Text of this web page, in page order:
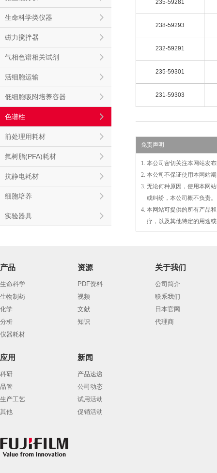
生命科学类仪器
磁力搅拌器
气相色谱相关试剂
活细胞运输
低细胞吸附培养容器
色谱柱
前处理用耗材
氟树脂(PFA)耗材
抗静电耗材
细胞培养
实验器具
235-59281
238-59293
232-59291
235-59301
231-59303
免责声明
1. 本公司密切关注本网站发
2. 本公司不保证使用本网站
3. 无论何种原因，使用本网
或纠纷，本公司概不负责。
4. 本网站可提供的所有产品
疗，以及其他特定的用途
产品
生命科学
生物制药
化学
分析
仪器耗材
资源
PDF资料
视频
文献
知识
关于我们
公司简介
联系我们
日本官网
代理商
应用
科研
品管
生产工艺
其他
新闻
产品速递
公司动态
试用活动
促销活动